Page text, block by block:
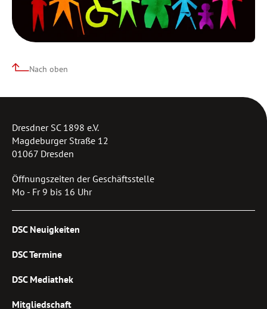
Nach oben
Dresdner SC 1898 e.V.
Magdeburger Straße 12
01067 Dresden
Öffnungszeiten der Geschäftsstelle
Mo - Fr 9 bis 16 Uhr
DSC Neuigkeiten
DSC Termine
DSC Mediathek
Mitgliedschaft